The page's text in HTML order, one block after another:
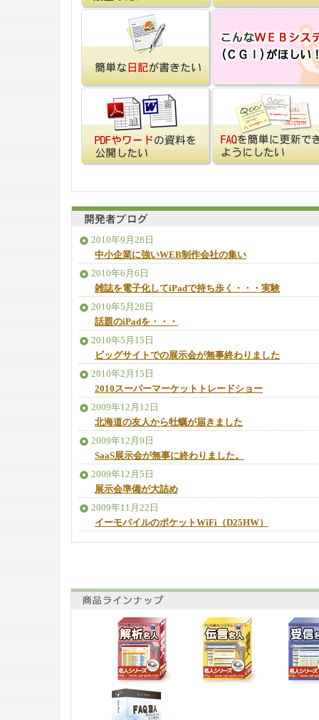
2010年9月28日
中小企業に強いWEB制作会社の集い
2010年6月6日
雑誌を電子化してiPadで持ち歩く・・・実験
2010年5月28日
話題のiPadを・・・
2010年5月15日
ビッグサイトでの展示会が無事終わりました
2010年2月15日
2010スーパーマーケットトレードショー
2009年12月12日
北海道の友人から牡蠣が届きました
2009年12月9日
SaaS展示会が無事に終わりました。
2009年12月5日
展示会準備が大詰め
2009年11月22日
イーモバイルのポケットWiFi（D25HW）